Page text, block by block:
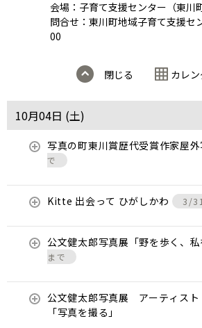
会場：子育て支援センター（東川
問合せ：東川町地域子育て支援セ
00
閉じる カレ
10月04日 (土)
写真の町東川賞歴代受賞作家屋
で
Kitte 出会って ひがしかわ 3/
公文健太郎写真展「野を歩く、私
まで
公文健太郎写真展 アーティスト
「写真を撮る」